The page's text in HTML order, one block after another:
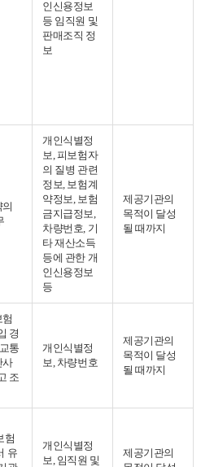
인신용정보
등 임직원 및
판매조직 정
보
개인식별정
보, 피보험자
의 질병 관련
정보, 보험계
약정보, 보험
금지급정보,
차량번호, 기
타 재산소득
등에 관한 개
인신용정보
등
제공기관의
목적이 달성
될 때까지
경
통
사
조
개인식별정
보, 차량번호
제공기관의
목적이 달성
될 때까지
험
유
개인식별정
보, 임직원 및
제공기관의